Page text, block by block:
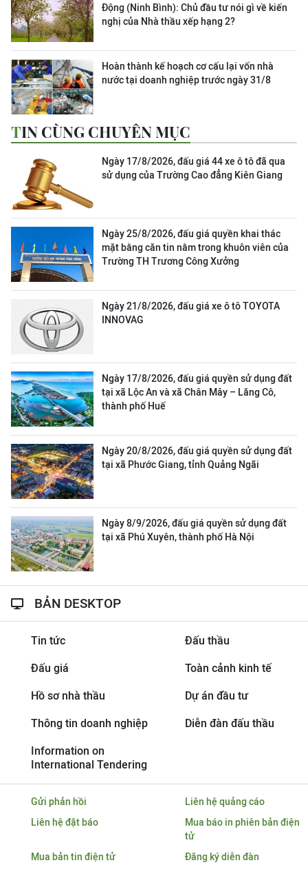
Động (Ninh Bình): Chủ đầu tư nói gì về kiến
nghị của Nhà thầu xếp hạng 2?
Hoàn thành kế hoạch cơ cấu lại vốn nhà
nước tại doanh nghiệp trước ngày 31/8
TIN CÙNG CHUYÊN MỤC
Ngày 17/8/2026, đấu giá 44 xe ô tô đã qua
sử dụng của Trường Cao đẳng Kiên Giang
Ngày 25/8/2026, đấu giá quyền khai thác
mặt bằng căn tin nằm trong khuôn viên của
Trường TH Trương Công Xưởng
Ngày 21/8/2026, đấu giá xe ô tô TOYOTA
INNOVAG
Ngày 17/8/2026, đấu giá quyền sử dụng đất
tại xã Lộc An và xã Chân Mây – Lăng Cô,
thành phố Huế
Ngày 20/8/2026, đấu giá quyền sử dụng đất
tại xã Phước Giang, tỉnh Quảng Ngãi
Ngày 8/9/2026, đấu giá quyền sử dụng đất
tại xã Phú Xuyên, thành phố Hà Nội
BẢN DESKTOP
Tin tức Đấu thầu
Đấu giá Toàn cảnh kinh tế
Hồ sơ nhà thầu Dự án đầu tư
Thông tin doanh nghiệp Diễn đàn đấu thầu
Information on
International Tendering
Gửi phản hồi
Liên hệ quảng cáo
Liên hệ đặt báo
Mua báo in phiên bản điện
tử
Mua bản tin điện tử
Đăng ký diễn đàn